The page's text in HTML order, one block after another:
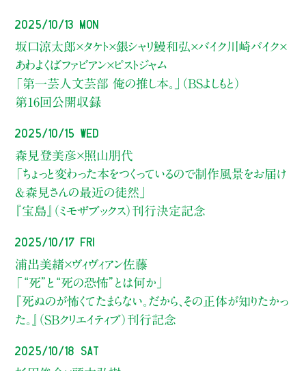
2025/10/15 Wed
森見登美彦×照山朋代
「ちょっと変わった本をつくっているので制作風景をお届け
&森見さんの最近の徒然」
『宝島』（ミモザブックス）刊行決定記念
2025/10/17 Fri
浦出美緒×ヴィヴィアン佐藤
「“死”と“死の恐怖”とは何か」
『死ぬのが怖くてたまらない。だから、その正体が知りたかっ
た。』（SBクリエイティブ）刊行記念
2025/10/18 Sat
2025/10/13 Mon
坂口涼太郎×タケト×銀シャリ鰻和弘×バイク川崎バイク×
あわよくばファビアン×ピストジャム
「第一芸人文芸部 俺の推し本。」（BSよしもと）
第16回公開収録